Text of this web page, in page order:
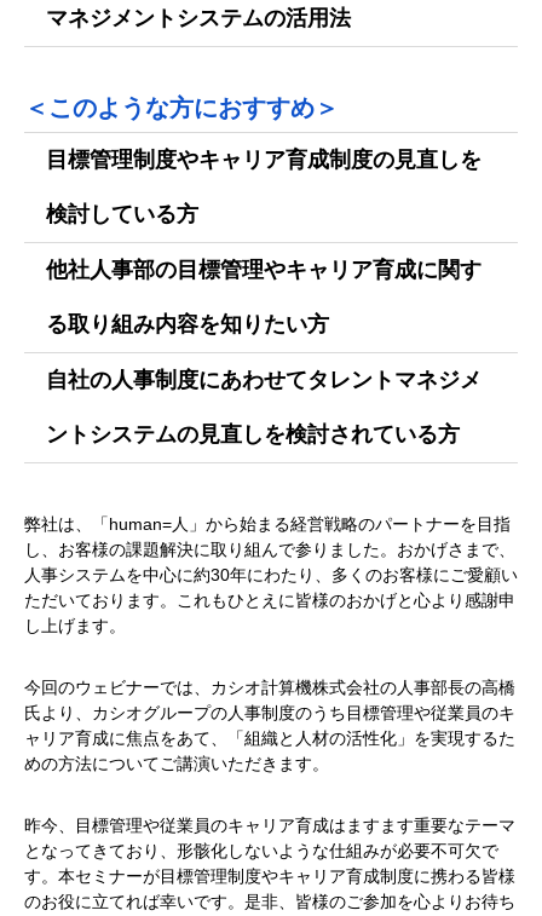
マネジメントシステムの活用法
＜このような方におすすめ＞
目標管理制度やキャリア育成制度の見直しを
検討している方
他社人事部の目標管理やキャリア育成に関す
る取り組み内容を知りたい方
自社の人事制度にあわせてタレントマネジメ
ントシステムの見直しを検討されている方
弊社は、「human=人」から始まる経営戦略のパートナーを目指
し、お客様の課題解決に取り組んで参りました。おかげさまで、
人事システムを中心に約30年にわたり、多くのお客様にご愛顧い
ただいております。これもひとえに皆様のおかげと心より感謝申
し上げます。
今回のウェビナーでは、カシオ計算機株式会社の人事部長の高橋
氏より、カシオグループの人事制度のうち目標管理や従業員のキ
ャリア育成に焦点をあて、「組織と人材の活性化」を実現するた
めの方法についてご講演いただきます。
昨今、目標管理や従業員のキャリア育成はますます重要なテーマ
となってきており、形骸化しないような仕組みが必要不可欠で
す。本セミナーが目標管理制度やキャリア育成制度に携わる皆様
のお役に立てれば幸いです。是非、皆様のご参加を心よりお待ち